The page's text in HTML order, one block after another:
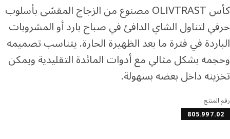
كأس OLIVTRAST مصنوع من الزجاج المقسّى بأسلوب
لتناول الشاي الدافئ في صباح بارد أو المشروبات
في فترة ما بعد الظهيرة الحارة. يتناسب تصميمه
بشكل مثالي مع أدوات المائدة التقليدية ويمكن
داخل بعضه بسهولة.